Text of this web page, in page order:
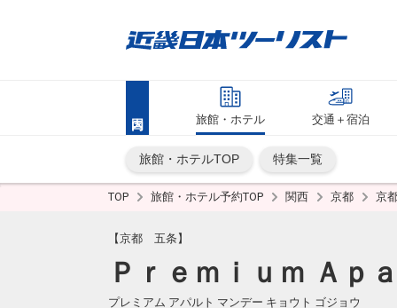
旅館・ホテル 交通＋宿泊
旅館・ホテルTOP 特集一覧
TOP 旅館・ホテル予約TOP 関西 京都 京
【京都 五条】
Ｐｒｅｍｉｕｍ Ａｐ
プレミアム アパルト マンデー キョウト ゴジョウ